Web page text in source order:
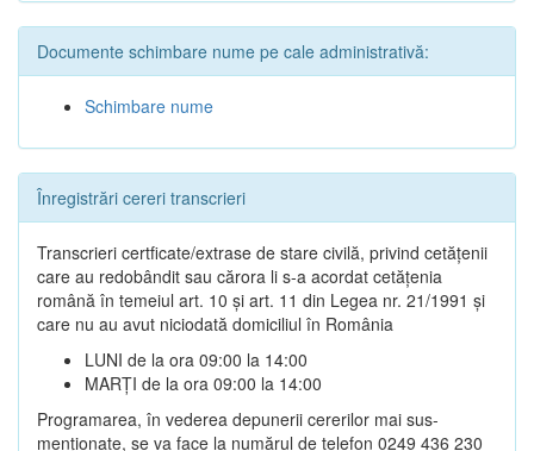
Documente schimbare nume pe cale administrativă:
Schimbare nume
Înregistrări cereri transcrieri
Transcrieri certficate/extrase de stare civilă, privind cetățenii
care au redobândit sau cărora li s-a acordat cetățenia
română în temeiul art. 10 și art. 11 din Legea nr. 21/1991 și
care nu au avut niciodată domiciliul în România
LUNI de la ora 09:00 la 14:00
MARȚI de la ora 09:00 la 14:00
Programarea, în vederea depunerii cererilor mai sus-
menționate, se va face la numărul de telefon 0249 436 230